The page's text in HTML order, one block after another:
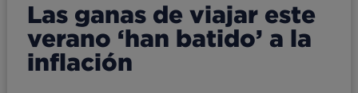
Las ganas de viajar este
verano ‘han batido’ a la
inflación